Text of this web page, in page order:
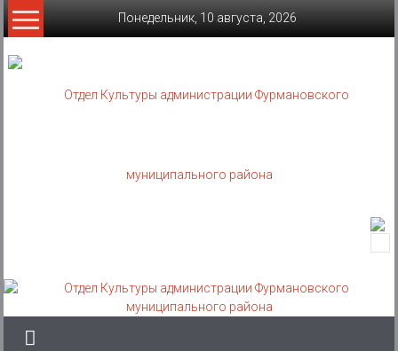
Skip
to
Понедельник, 10 августа, 2026
администрации
Фурмановского